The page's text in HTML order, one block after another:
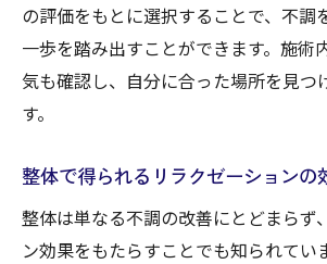
の評価をもとに選択することで、不調
一歩を踏み出すことができます。施術
気も確認し、自分に合った場所を見つ
す。
整体で得られるリラクゼーションの
整体は単なる不調の改善にとどまらず
ン効果をもたらすことでも知られてい